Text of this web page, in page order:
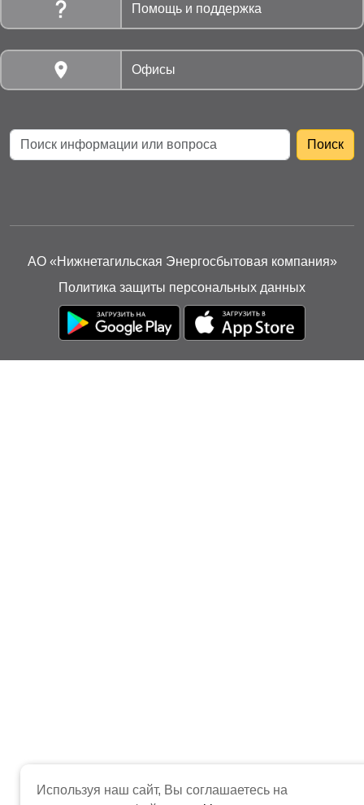
Помощь и поддержка
Офисы
АО «Нижнетагильская Энергосбытовая компания»
Политика защиты персональных данных
Используя наш сайт, Вы соглашаетесь на